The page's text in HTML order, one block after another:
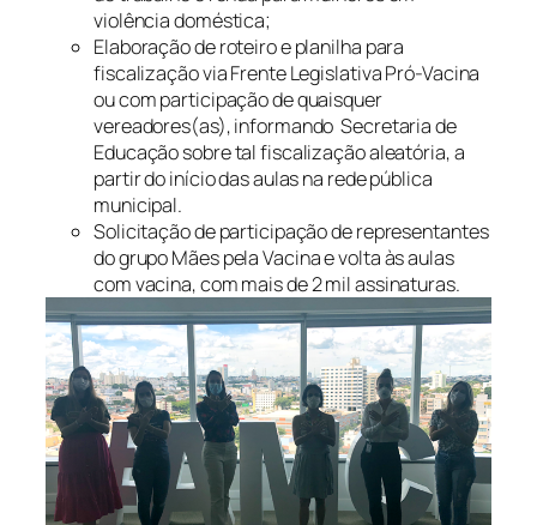
violência doméstica;
Elaboração de roteiro e planilha para
fiscalização via Frente Legislativa Pró-Vacina
ou com participação de quaisquer
vereadores(as), informando Secretaria de
Educação sobre tal fiscalização aleatória, a
partir do início das aulas na rede pública
municipal.
Solicitação de participação de representantes
do grupo Mães pela Vacina e volta às aulas
com vacina, com mais de 2 mil assinaturas.